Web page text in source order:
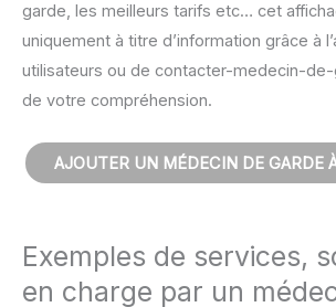
garde, les meilleurs tarifs etc… cet
uniquement à titre d’information grâce à
utilisateurs ou de contacter-medecin-
de votre compréhension.
AJOUTER UN MÉDECIN DE GARDE
Exemples de services,
en charge par un